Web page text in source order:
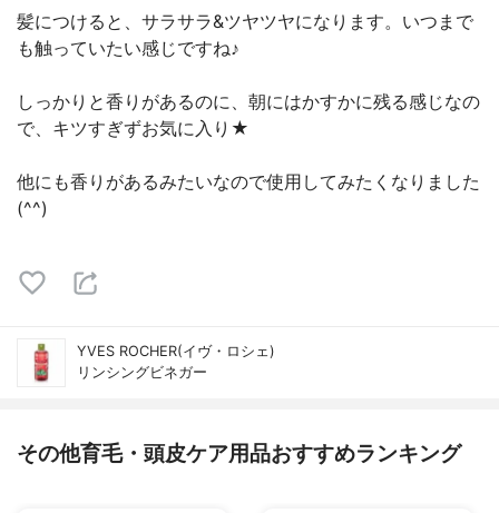
髪につけると、サラサラ&ツヤツヤになります。いつまで
も触っていたい感じですね♪
しっかりと香りがあるのに、朝にはかすかに残る感じなの
で、キツすぎずお気に入り★
他にも香りがあるみたいなので使用してみたくなりました
(^^)
YVES ROCHER(イヴ・ロシェ)
リンシングビネガー
その他育毛・頭皮ケア用品おすすめランキング